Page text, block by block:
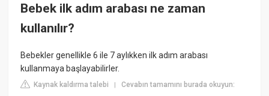
Bebek ilk adım arabası ne zaman
kullanılır?
Bebekler genellikle 6 ile 7 aylıkken ilk adım arabası
kullanmaya başlayabilirler.
Kaynak kaldırma talebi |Cevabın tamamını burada okuyun: